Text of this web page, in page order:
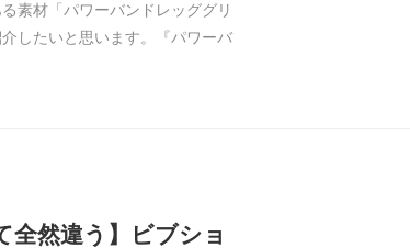
素材「パワーバンドレッググリ
したいと思います。『パワーバ
全然違う】ビブショ